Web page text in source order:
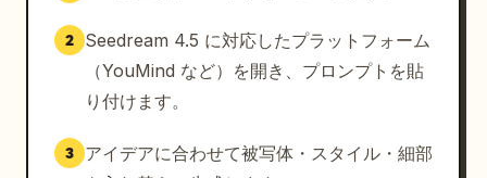
2
Seedream 4.5 に対応したプラットフォーム
（YouMind など）を開き、プロンプトを貼
り付けます。
3
アイデアに合わせて被写体・スタイル・細部